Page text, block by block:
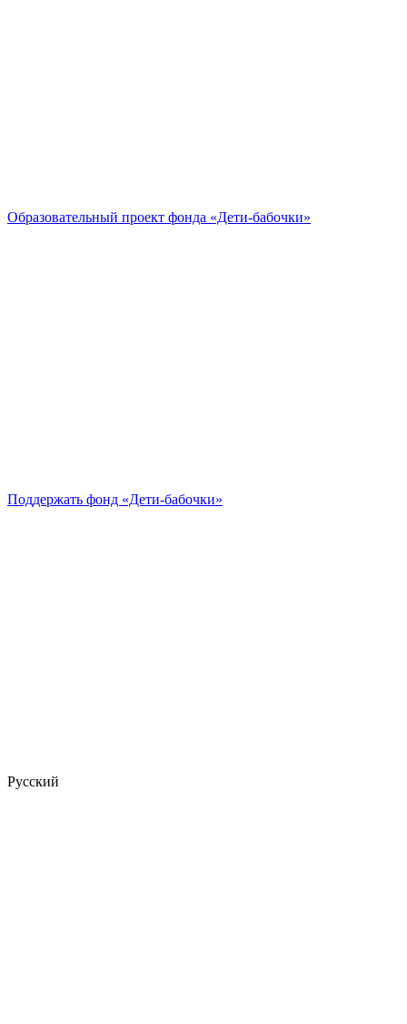
Образовательный проект фонда «Дети-бабочки»
Поддержать фонд «Дети-бабочки»
Русский